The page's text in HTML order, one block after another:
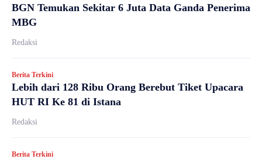
BGN Temukan Sekitar 6 Juta Data Ganda Penerima
MBG
Redaksi
Berita Terkini
Lebih dari 128 Ribu Orang Berebut Tiket Upacara
HUT RI Ke 81 di Istana
Redaksi
Berita Terkini